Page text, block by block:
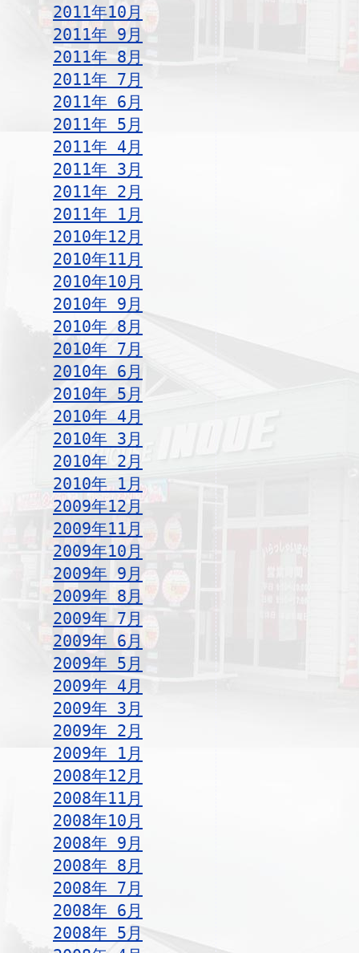
2011年10月
2011年 9月
2011年 8月
2011年 7月
2011年 6月
2011年 5月
2011年 4月
2011年 3月
2011年 2月
2011年 1月
2010年12月
2010年11月
2010年10月
2010年 9月
2010年 8月
2010年 7月
2010年 6月
2010年 5月
2010年 4月
2010年 3月
2010年 2月
2010年 1月
2009年12月
2009年11月
2009年10月
2009年 9月
2009年 8月
2009年 7月
2009年 6月
2009年 5月
2009年 4月
2009年 3月
2009年 2月
2009年 1月
2008年12月
2008年11月
2008年10月
2008年 9月
2008年 8月
2008年 7月
2008年 6月
2008年 5月